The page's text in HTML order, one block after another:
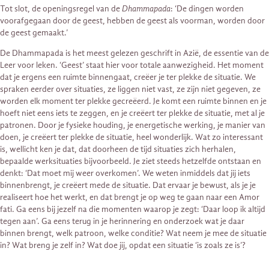
Tot slot, de openingsregel van deDhammapada: ‘De dingen worden
voorafgegaan door de geest, hebben de geest als voorman, worden door
de geest gemaakt.’
De Dhammapada is het meest gelezen geschrift in Azië, de essentie van de
Leer voor leken. ‘Geest’ staat hier voor totale aanwezigheid. Het moment
dat je ergens een ruimte binnengaat, creëer je ter plekke de situatie. We
spraken eerder over situaties, ze liggen niet vast, ze zijn niet gegeven, ze
worden elk moment ter plekke gecreëerd. Je komt een ruimte binnen en je
hoeft niet eens iets te zeggen, en je creëert ter plekke de situatie, met al je
patronen. Door je fysieke houding, je energetische werking, je manier van
doen, je creëert ter plekke de situatie, heel wonderlijk. Wat zo interessant
is, wellicht ken je dat, dat doorheen de tijd situaties zich herhalen,
bepaalde werksituaties bijvoorbeeld. Je ziet steeds hetzelfde ontstaan en
denkt: ‘Dat moet mij weer overkomen’. We weten inmiddels dat jij iets
binnenbrengt, je creëert mede de situatie. Dat ervaar je bewust, als je je
realiseert hoe het werkt, en dat brengt je op weg te gaan naar een Amor
fati. Ga eens bij jezelf na die momenten waarop je zegt: ‘Daar loop ik altijd
tegen aan’. Ga eens terug in je herinnering en onderzoek wat je daar
binnen brengt, welk patroon, welke conditie? Wat neem je mee de situatie
in? Wat breng je zelf in? Wat doe jij, opdat een situatie ‘is zoals ze is’?